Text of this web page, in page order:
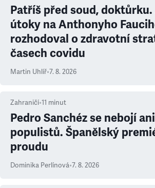
Patříš před soud,
útoky na Anthonyho
rozhodoval o zdravotní
časech covidu
Martin Uhlíř•7. 8. 2026
Zahraničí•11 minut
Pedro Sanchéz se nebojí
populistů. Španělský
proudu
Dominika Perlínová•7. 8. 2026